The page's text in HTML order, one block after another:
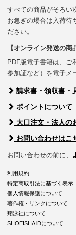
すべての商品がそろい
お急ぎの場合は入荷待
ださい。
【オンライン発送の商
PDF版電子書籍は、ご
参加証など）を電子メ
請求書・領収書・
ポイントについて
大口注文・法人の
お問い合わせはこ
お問い合わせの前に、
利用規約
特定商取引法に基づく表示
個人情報保護について
著作権・リンクについて
翔泳社について
SHOEISHA iDについて